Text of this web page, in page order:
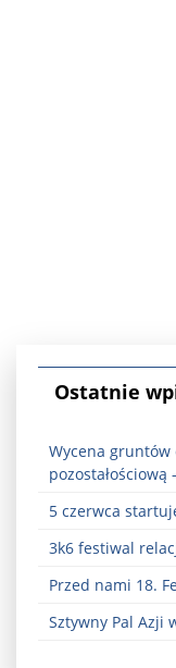
Ostatnie
Wycena
pozostałościową
5 czerwca
3k6 festiwal
Przed nami 18.
Sztywny Pal Azji